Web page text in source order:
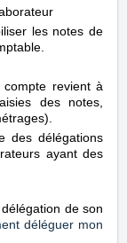
les notes de
revient à
des notes,
des délégations
ayant des
de son
déléguer mon